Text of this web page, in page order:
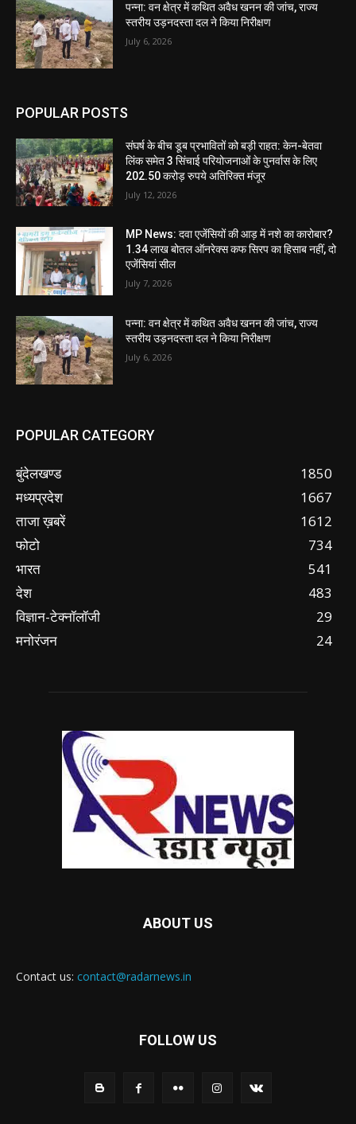
पन्ना: वन क्षेत्र में कथित अवैध खनन की जांच, राज्य
स्तरीय उड़नदस्ता दल ने किया निरीक्षण
July 6, 2026
POPULAR POSTS
संघर्ष के बीच डूब प्रभावितों को बड़ी राहत: केन-बेतवा
लिंक समेत 3 सिंचाई परियोजनाओं के पुनर्वास के लिए
202.50 करोड़ रुपये अतिरिक्त मंजूर
July 12, 2026
MP News: दवा एजेंसियों की आड़ में नशे का कारोबार?
1.34 लाख बोतल ऑनरेक्स कफ सिरप का हिसाब नहीं, दो
एजेंसियां सील
July 7, 2026
पन्ना: वन क्षेत्र में कथित अवैध खनन की जांच, राज्य
स्तरीय उड़नदस्ता दल ने किया निरीक्षण
July 6, 2026
POPULAR CATEGORY
बुंदेलखण्ड
1850
मध्यप्रदेश
1667
ताजा ख़बरें
1612
फोटो
734
भारत
541
देश
483
विज्ञान-टेक्नॉलॉजी
29
मनोरंजन
24
ABOUT US
Contact us: contact@radarnews.in
FOLLOW US